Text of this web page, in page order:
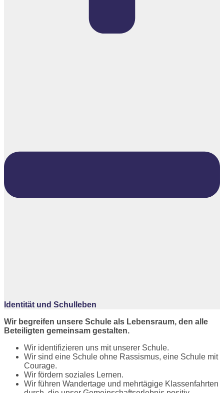
Identität und Schulleben
Wir begreifen unsere Schule als Lebensraum, den alle
Beteiligten gemeinsam gestalten.
Wir identifizieren uns mit unserer Schule.
Wir sind eine Schule ohne Rassismus, eine Schule mit
Courage.
Wir fördern soziales Lernen.
Wir führen Wandertage und mehrtägige Klassenfahrten